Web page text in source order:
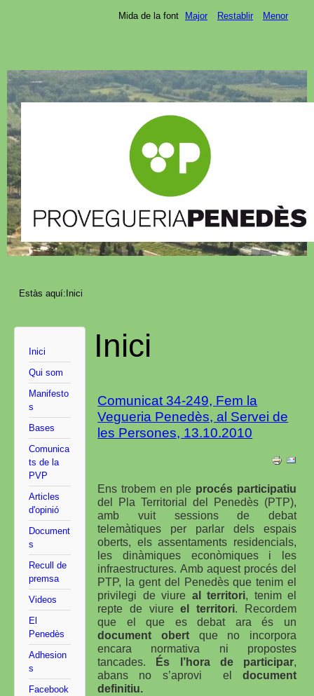
Mida de la font Major Restablir Menor
Estàs aquí:Inici
Inici
Qui som
Manifesto
s
Bases
Comunica
ts de la
PVP
Articles
d'opinió
Document
s
Recull de
premsa
Videos
El
Penedès
Adhesion
s
Facebook
Inici
Comunicat 34-249, Fem la
Vegueria Penedès, al Servei de
les Persones, 13.10.2010
Ens trobem en ple procés participatiu
del Pla Territorial del Penedès (PTP),
amb vuit sessions de debat
telemàtiques per parlar dels espais
oberts, els assentaments residencials,
les dinàmiques econòmiques i les
infraestructures. Amb aquest procés del
PTP, la gent del Penedès que tenim el
privilegi de viure al territori, tenim el
repte de viureel territori. Recordem
que el que es debat ara és un
document obertque no incorpora
encara normativa ni propostes
tancades.
És l’hora de participar,
abans no s’aprovi
eldocument
definitiu.